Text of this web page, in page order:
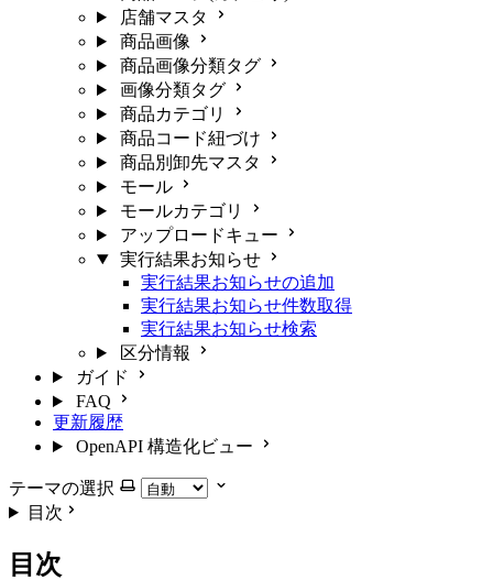
店舗マスタ
商品画像
商品画像分類タグ
画像分類タグ
商品カテゴリ
商品コード紐づけ
商品別卸先マスタ
モール
モールカテゴリ
アップロードキュー
実行結果お知らせ
実行結果お知らせの追加
実行結果お知らせ件数取得
実行結果お知らせ検索
区分情報
ガイド
FAQ
更新履歴
OpenAPI 構造化ビュー
テーマの選択
目次
目次